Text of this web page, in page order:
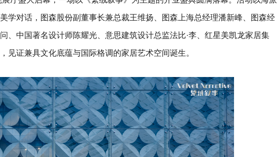
学对话，图森股份副董事长兼总裁王维扬、图森上海总经理潘新峰、图森经
、中国著名设计师陈耀光、意思建筑设计总监法比·李、红星美凯龙家居集
见证兼具文化底蕴与国际格调的家居艺术空间诞生。